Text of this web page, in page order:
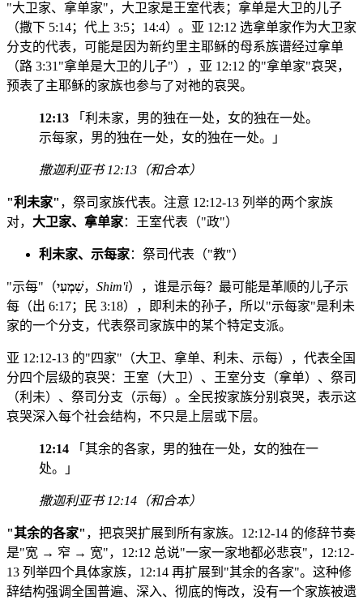
"大卫家、拿单家"，大卫家是王室代表；拿单是大卫的儿子
（撒下 5:14；代上 3:5；14:4）。亚 12:12 选拿单家作为大卫家
分支的代表，可能是因为新约里主耶稣的母系族谱经过拿单
（路 3:31"拿单是大卫的儿子"），亚 12:12 的"拿单家"哀哭，
预表了主耶稣的家族也参与了对祂的哀哭。
12:13 「利未家，男的独在一处，女的独在一处。
示每家，男的独在一处，女的独在一处。」
撒迦利亚书 12:13（和合本）
"利未家" ，祭司家族代表。注意 12:12-13 列举的两个家族
对， 大卫家、拿单家：王室代表（"政"）
利未家、示每家：祭司代表（"教"）
"示每"（שִׁמְעִי， Shim'i），谁是示每？最可能是革顺的儿子示
每（出 6:17；民 3:18），即利未的孙子，所以"示每家"是利未
家的一个分支，代表祭司家族中的某个特定支派。
亚 12:12-13 的"四家"（大卫、拿单、利未、示每），代表全国
分四个层级的哀哭：王室（大卫）、王室分支（拿单）、祭司
（利未）、祭司分支（示每）。全民按家族分别哀哭，表示这
哀哭深入每个社会结构，不只是上层或下层。
12:14 「其余的各家，男的独在一处，女的独在一
处。」
撒迦利亚书 12:14（和合本）
"其余的各家" ，把哀哭扩展到所有家族。12:12-14 的修辞节奏
是"宽 → 窄 → 宽"，12:12 总说"一家一家地都必悲哀"，12:12-
13 列举四个具体家族，12:14 再扩展到"其余的各家"。这种修
辞结构强调全国普遍、深入、彻底的悔改，没有一个家族被遗